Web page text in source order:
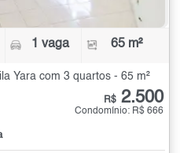
1 vaga 65 m²
Yara com 3 quartos - 65 m²
R$ 2.500
Condomínio: R$ 666